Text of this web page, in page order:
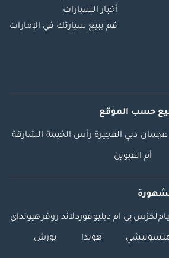
أخبار السيارات
قم ببيع سيارتك في الإمارات
حسب الموقع
عجمان دبي الفجيرة رأس الخيمة الشارقة
أم القيوين
لكزس بي ام دبليوفوردلاند روفرهيونداي
هوندا بورش